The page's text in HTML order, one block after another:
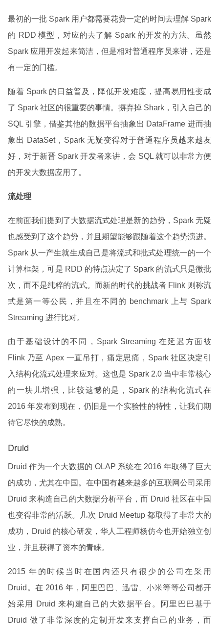
最初的一批 Spark 用户都需要花费一定的时间去理解 Spark
的 RDD 模型，对应的去了解 Spark 的开发的方法。虽然
Spark 应用开发起来简洁，但是相对普通程序员来讲，还是
有一定的门槛。
随着 Spark 的日益普及，降低开发难度，提高易用性变成
了 Spark 社区的很重要的事情。摒弃掉 Shark，引入自己的
SQL 引擎，借鉴其他的数据平台抽象出 DataFrame 进而抽
象出 DataSet，Spark 无疑变得对于普通程序员越来越友
好，对于新晋 Spark 开发者来讲，会 SQL 就可以非常方便
的开发大数据应用了。
流处理
在前面我们提到了大数据流式处理是新的趋势，Spark 无疑
也感受到了这个趋势，并且期望能够跟随着这个趋势演进。
Spark 从一产生就生成自己是将流式和批式处理统一的一个
计算框架，可是 RDD 的特点决定了 Spark 的流式只是微批
次，而不是纯粹的流式。而新的时代的挑战者 Flink 则称流
式是第一等公民，并且在不同的 benchmark 上与 Spark
Streaming 进行比对。
由于基础设计的不同，Spark Streaming 在延迟方面被
Flink 乃至 Apex 一直吊打，痛定思痛，Spark 社区决定引
入结构化流式处理来应对。这也是 Spark 2.0 当中非常核心
的一块儿增强，比较遗憾的是，Spark 的结构化流式在
2016 年发布到现在，仍旧是一个实验性的特性，让我们期
待它尽快的成熟。
Druid
Druid 作为一个大数据的 OLAP 系统在 2016 年取得了巨大
的成功，尤其在中国。在中国有越来越多的互联网公司采用
Druid 来构造自己的大数据分析平台，而 Druid 社区在中国
也变得非常的活跃。几次 Druid Meetup 都取得了非常大的
成功，Druid 的核心研发，华人工程师杨仿今也开始独立创
业，并且获得了资本的青睐。
2015 年的时候当时在国内还只有很少的公司在采用
Druid。在 2016 年，阿里巴巴、迅雷、小米等等公司都开
始采用 Druid 来构建自己的大数据平台。阿里巴巴基于
Druid 做了非常深度的定制开发来支撑自己的业务，而